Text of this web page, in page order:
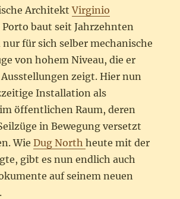
ArchitektVirginio
Porto baut seit Jahrzehnten
für sich selber mechanische
von hohem Niveau, die er
zeigt. Hier nun
Installation als
öffentlichen Raum, deren
in Bewegung versetzt
WieDug Northheute mit der
gibt es nun endlich auch
auf seinem neuen